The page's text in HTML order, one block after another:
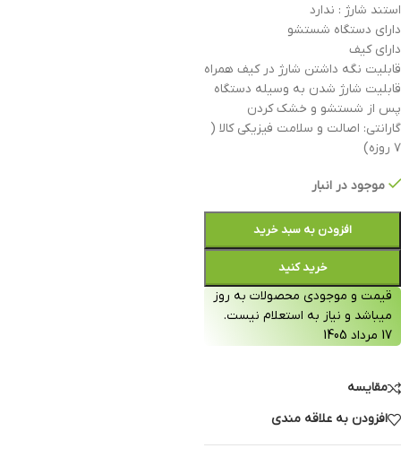
استند شارژ : ندارد
دارای دستگاه شستشو
دارای کیف
قابلیت نگه داشتن شارژ در کیف همراه
قابلیت شارژ شدن به وسیله دستگاه
پس از شستشو و خشک کردن
گارانتی: اصالت و سلامت فیزیکی کالا (
۷ روزه)
موجود در انبار
افزودن به سبد خرید
خرید کنید
قیمت و موجودی محصولات به روز
میباشد و نیاز به استعلام نیست.
17 مرداد 1405
مقایسه
افزودن به علاقه مندی